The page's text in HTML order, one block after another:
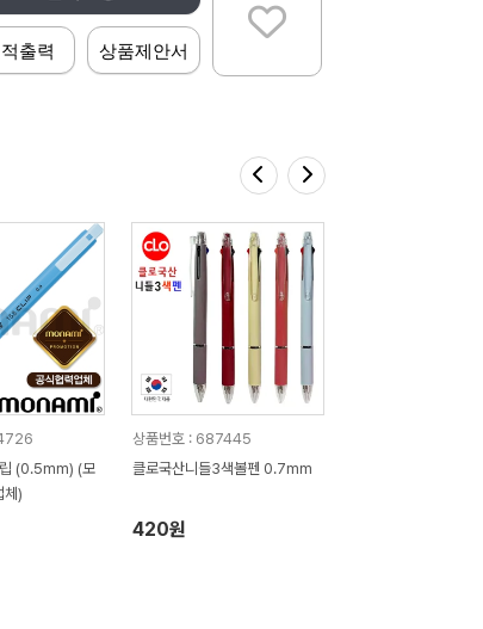
출력 상품제안서
(0.5mm) (모
체)
상품번호 : 687445
클로국산니들3색볼펜 0.7mm
420원